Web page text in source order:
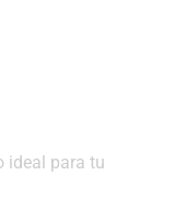
ideal para tu